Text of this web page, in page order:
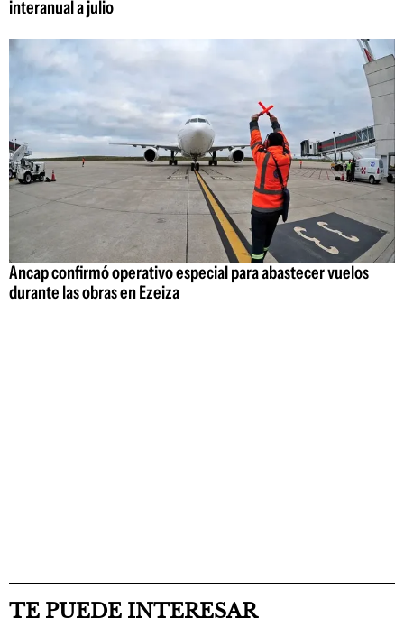
interanual a julio
Ancap confirmó operativo especial para abastecer vuelos
durante las obras en Ezeiza
TE PUEDE INTERESAR